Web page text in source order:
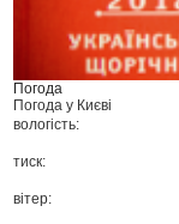
Погода
Погода у Києві
вологість:
тиск:
вітер: